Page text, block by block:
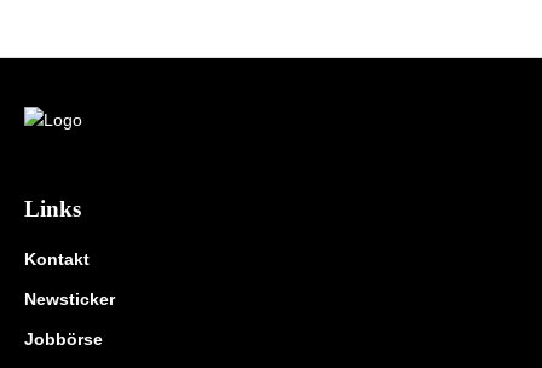
Links
Kontakt
Newsticker
Jobbörse